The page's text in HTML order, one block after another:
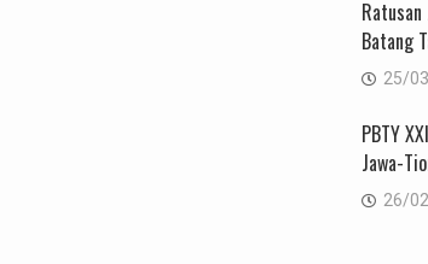
Batang
25/
PBTY
Jawa-
26/